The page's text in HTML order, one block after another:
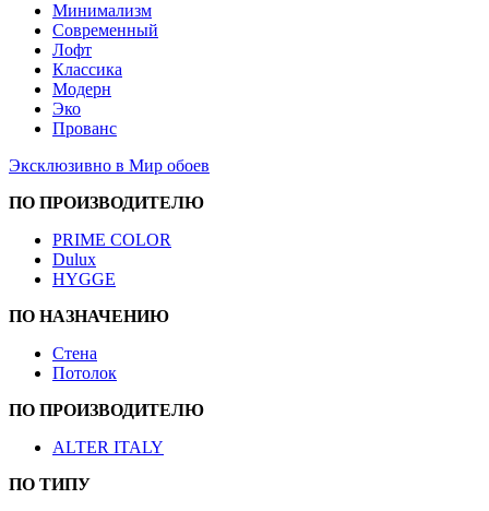
Минимализм
Современный
Лофт
Классика
Модерн
Эко
Прованс
Эксклюзивно в Мир обоев
ПО ПРОИЗВОДИТЕЛЮ
PRIME COLOR
Dulux
HYGGE
ПО НАЗНАЧЕНИЮ
Стена
Потолок
ПО ПРОИЗВОДИТЕЛЮ
ALTER ITALY
ПО ТИПУ